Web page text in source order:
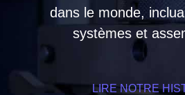
dans le monde,
systèmes et
LIRE NOTRE